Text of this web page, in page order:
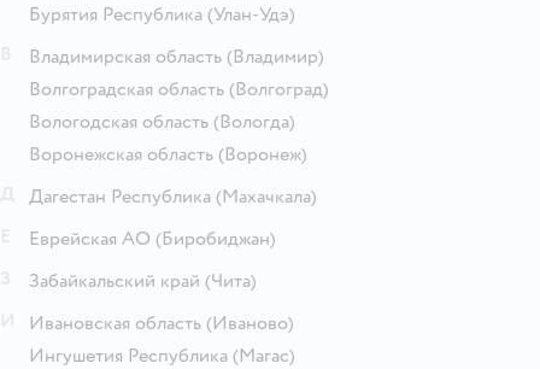
Бурятия Республика (Улан-Удэ)
Владимирская область (Владимир)
Волгоградская область (Волгоград)
Вологодская область (Вологда)
Воронежская область (Воронеж)
Дагестан Республика (Махачкала)
Еврейская АО (Биробиджан)
Забайкальский край (Чита)
Ивановская область (Иваново)
Ингушетия Республика (Магас)